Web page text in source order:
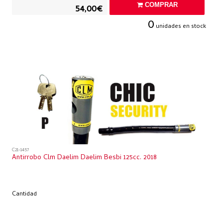
54,00€ COMPRAR
0 unidades en stock
C21-1457
Antirrobo Clm Daelim Daelim Besbi 125cc. 2018
Cantidad